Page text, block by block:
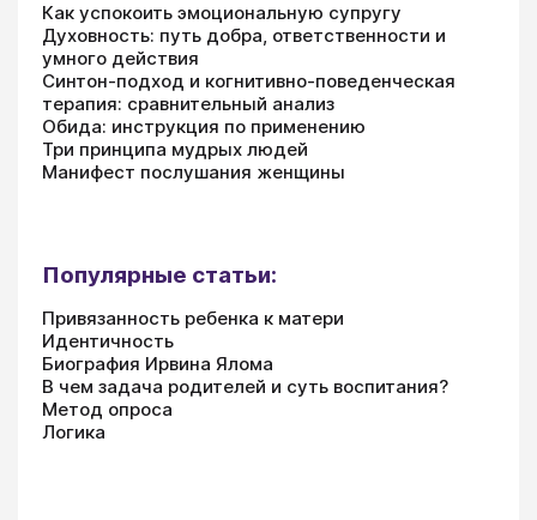
Как успокоить эмоциональную супругу
Духовность: путь добра, ответственности и
умного действия
Синтон-подход и когнитивно-поведенческая
терапия: сравнительный анализ
Обида: инструкция по применению
Три принципа мудрых людей
Манифест послушания женщины
Популярные статьи:
Привязанность ребенка к матери
Идентичность
Биография Ирвина Ялома
В чем задача родителей и суть воспитания?
Метод опроса
Логика